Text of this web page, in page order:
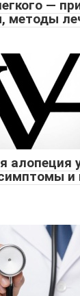
—
методы
алопеция
и